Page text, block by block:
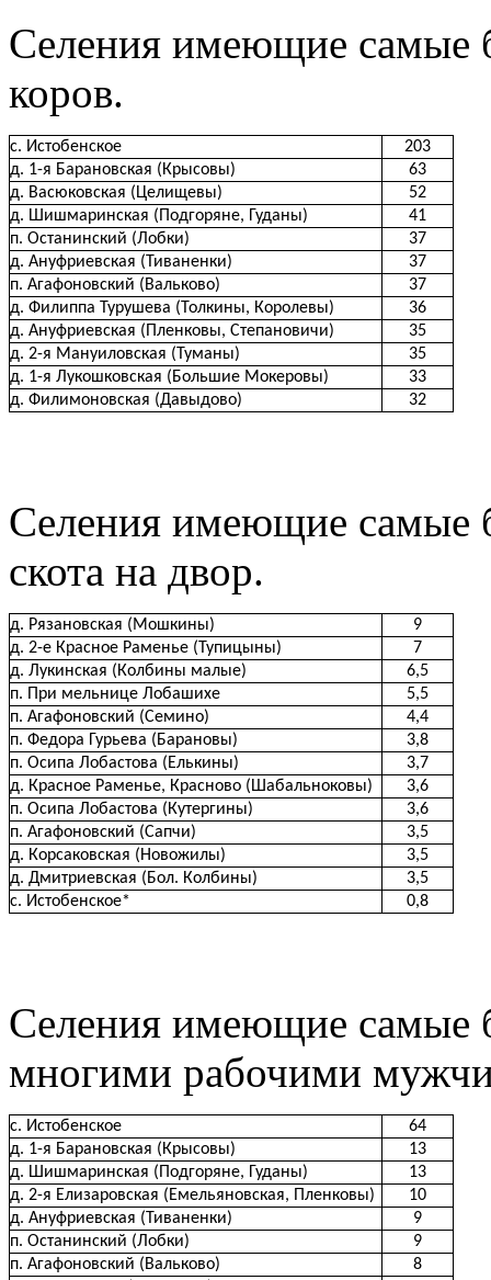
Селения имеющие самые
коров.
с. Истобенское
203
д. 1-я Барановская (Крысовы)
63
д. Васюковская (Целищевы)
52
д. Шишмаринская (Подгоряне, Гуданы)
41
п. Останинский (Лобки)
37
д. Ануфриевская (Тиваненки)
37
п. Агафоновский (Вальково)
37
д. Филиппа Турушева (Толкины, Королевы)
36
д. Ануфриевская (Пленковы, Степановичи)
35
д. 2-я Мануиловская (Туманы)
35
д. 1-я Лукошковская (Большие Мокеровы)
33
д. Филимоновская (Давыдово)
32
Селения имеющие самые
скота на двор.
д. Рязановская (Мошкины)
9
д. 2-е Красное Раменье (Тупицыны)
7
д. Лукинская (Колбины малые)
6,5
п. При мельнице Лобашихе
5,5
п. Агафоновский (Семино)
4,4
п. Федора Гурьева (Барановы)
3,8
п. Осипа Лобастова (Елькины)
3,7
д. Красное Раменье, Красново (Шабальноковы)
3,6
п. Осипа Лобастова (Кутергины)
3,6
п. Агафоновский (Сапчи)
3,5
д. Корсаковская (Новожилы)
3,5
д. Дмитриевская (Бол. Колбины)
3,5
с. Истобенское*
0,8
Селения имеющие самые
многими рабочими
с. Истобенское
64
д. 1-я Барановская (Крысовы)
13
д. Шишмаринская (Подгоряне, Гуданы)
13
д. 2-я Елизаровская (Емельяновская, Пленковы)
10
д. Ануфриевская (Тиваненки)
9
п. Останинский (Лобки)
9
п. Агафоновский (Вальково)
8